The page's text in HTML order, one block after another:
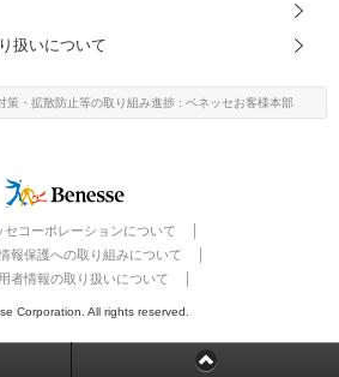
会員サイトはこちら
扱いについて
策・ 拡散防止等の取り組み進捗 : ベネッセお客様本部
セコーポレーションについて
報保護への取り組みについて
者情報の取り扱いについて
Corporation. All rights reserved.